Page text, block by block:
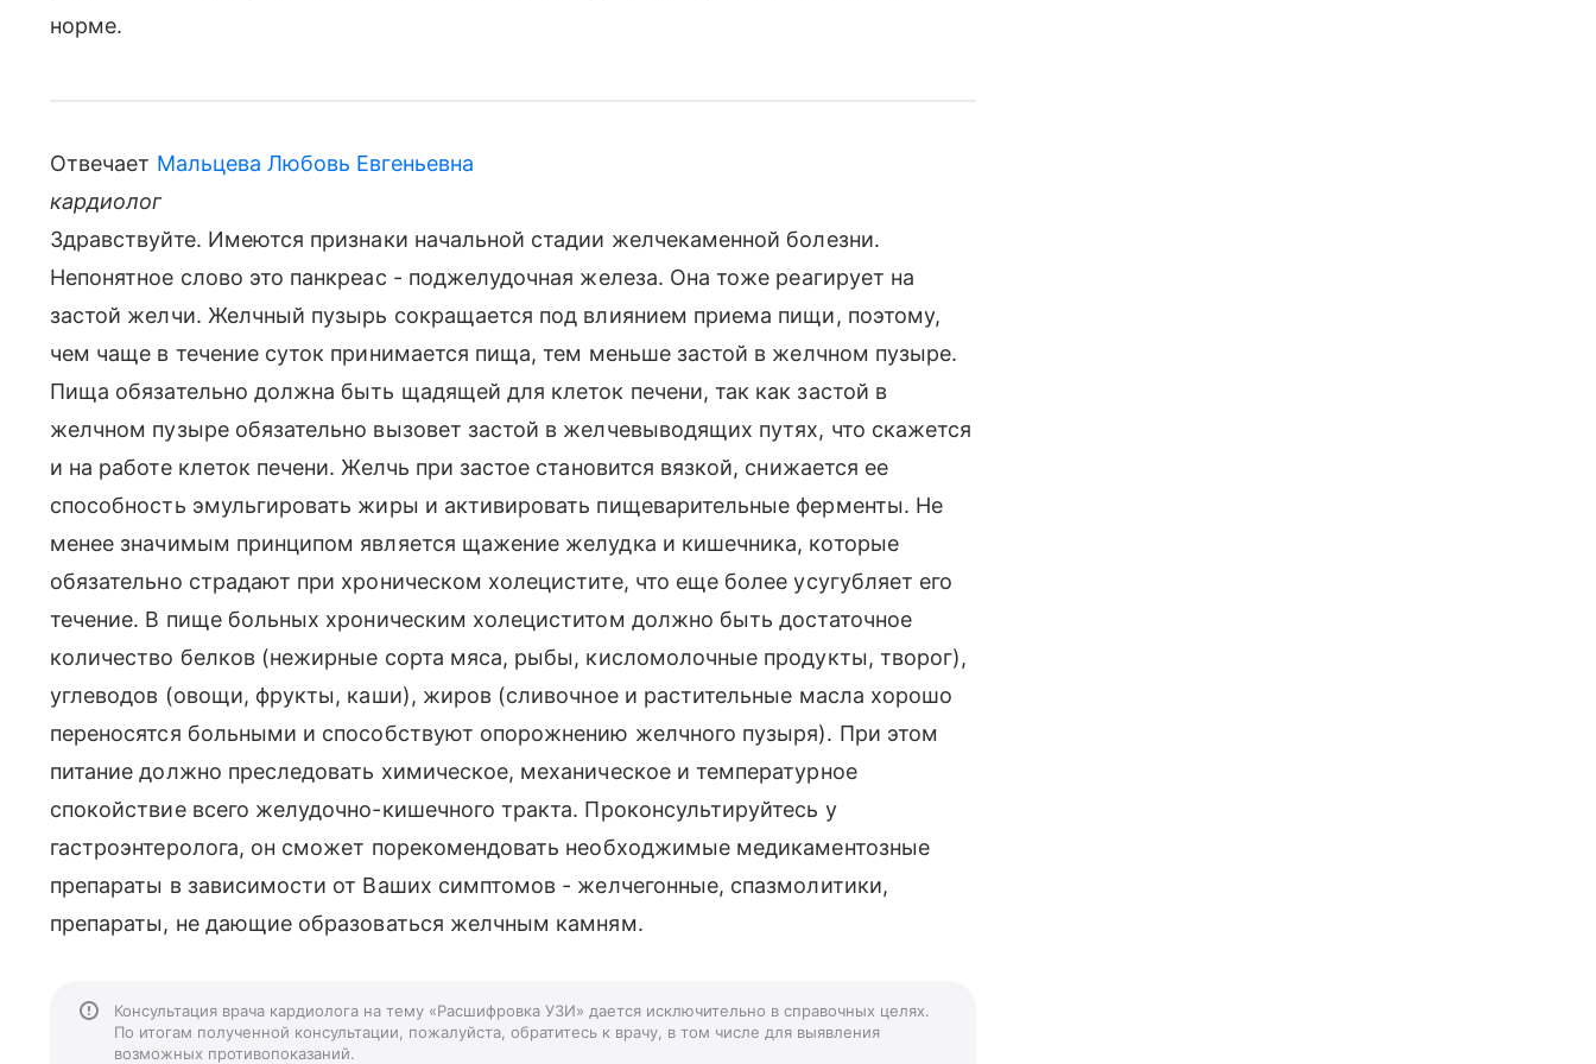
норме.
Отвечает Мальцева Любовь Евгеньевна
кардиолог
Здравствуйте. Имеются признаки начальной стадии желчекаменной болезни.
Непонятное слово это панкреас - поджелудочная железа. Она тоже реагирует на
застой желчи. Желчный пузырь сокращается под влиянием приема пищи, поэтому,
чем чаще в течение суток принимается пища, тем меньше застой в желчном пузыре.
Пища обязательно должна быть щадящей для клеток печени, так как застой в
желчном пузыре обязательно вызовет застой в желчевыводящих путях, что скажется
и на работе клеток печени. Желчь при застое становится вязкой, снижается ее
способность эмульгировать жиры и активировать пищеварительные ферменты. Не
менее значимым принципом является щажение желудка и кишечника, которые
обязательно страдают при хроническом холецистите, что еще более усугубляет его
течение. В пище больных хроническим холециститом должно быть достаточное
количество белков (нежирные сорта мяса, рыбы, кисломолочные продукты, творог),
углеводов (овощи, фрукты, каши), жиров (сливочное и растительные масла хорошо
переносятся больными и способствуют опорожнению желчного пузыря). При этом
питание должно преследовать химическое, механическое и температурное
спокойствие всего желудочно-кишечного тракта. Проконсультируйтесь у
гастроэнтеролога, он сможет порекомендовать необходжимые медикаментозные
препараты в зависимости от Ваших симптомов - желчегонные, спазмолитики,
препараты, не дающие образоваться желчным камням.
Консультация врача кардиолога на тему «Расшифровка УЗИ» дается исключительно в справочных целях.
По итогам полученной консультации, пожалуйста, обратитесь к врачу, в том числе для выявления
возможных противопоказаний.